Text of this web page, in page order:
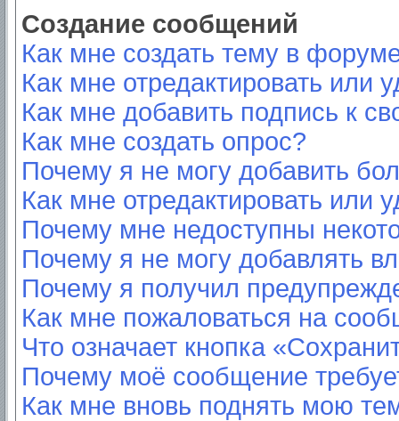
Создание сообщений
Как мне создать тему в
Как мне отредактировать или
Как мне добавить подпись к
Как мне создать опрос?
Почему я не могу добавить
Как мне отредактировать или
Почему мне недоступны
Почему я не могу добавлять
Почему я получил
Как мне пожаловаться на
Что означает кнопка
Почему моё сообщение
Как мне вновь поднять мою